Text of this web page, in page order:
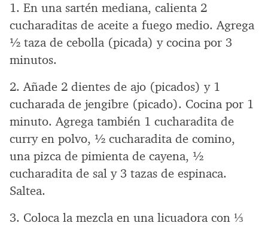
1. En una sartén mediana, calienta 2
cucharaditas de aceite a fuego medio. Agrega
½ taza de cebolla (picada) y cocina por 3
minutos.
2. Añade 2 dientes de ajo (picados) y 1
cucharada de jengibre (picado). Cocina por 1
minuto. Agrega también 1 cucharadita de
curry en polvo, ½ cucharadita de comino,
una pizca de pimienta de cayena, ½
cucharadita de sal y 3 tazas de espinaca.
Saltea.
3. Coloca la mezcla en una licuadora con ⅓